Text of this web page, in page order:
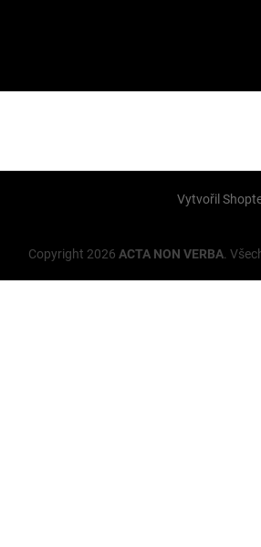
Vytvořil
Copyright 2026 ACTA NON VERBA .